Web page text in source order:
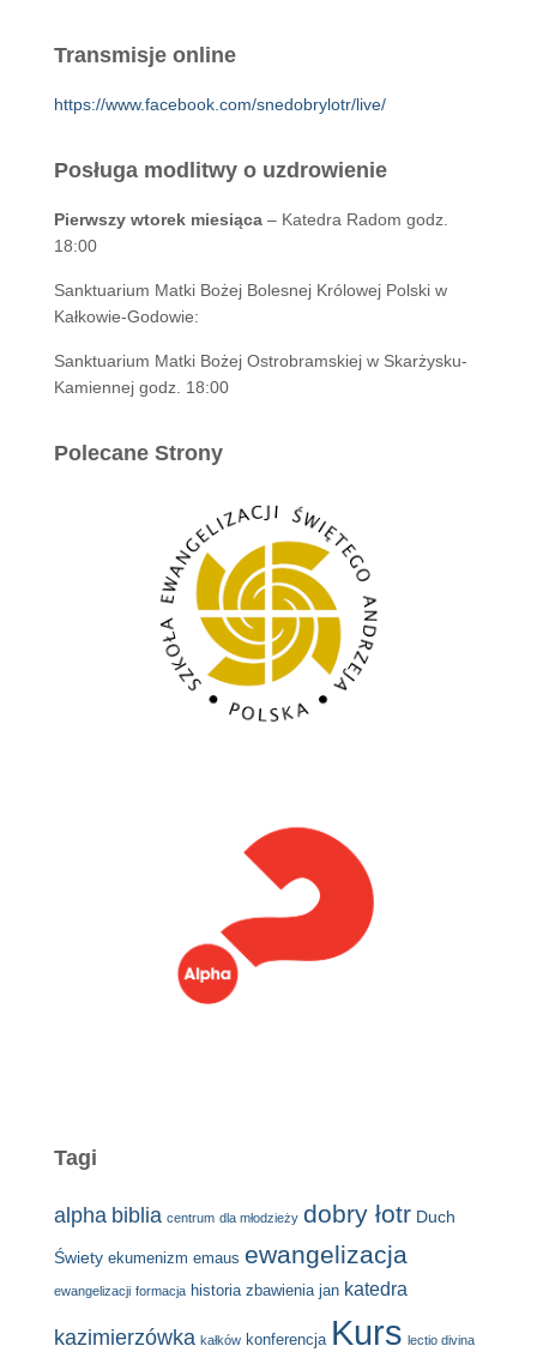
Transmisje online
https://www.facebook.com/snedobrylotr/live/
Posługa modlitwy o uzdrowienie
Pierwszy wtorek miesiąca – Katedra Radom godz.
18:00
Sanktuarium Matki Bożej Bolesnej Królowej Polski w
Kałkowie-Godowie:
Sanktuarium Matki Bożej Ostrobramskiej w Skarżysku-
Kamiennej godz. 18:00
Polecane Strony
Tagi
alpha biblia centrum dla młodzieży dobry łotr Duch
Świety ekumenizm emaus ewangelizacja
ewangelizacji formacja historia zbawienia jan katedra
kazimierzówka kałków konferencja Kurs lectio divina